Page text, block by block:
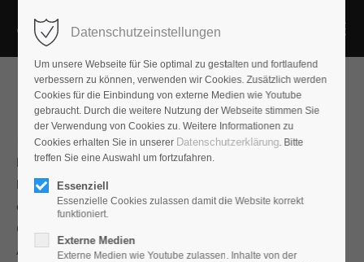
Jadis I70 RC
Mit der KT170 hat TungSol die bisher leistungsfähigste
Beam-Power-Tetrode vorgestellt. Die KT170 bietet die
doppelte Anodenverlustleistung der nicht gerade schwachen
6550. Damit sind aus einem Paar Endröhren viel höhere
Ausgangsleistungen möglich. Jadis hat die neue KT170 zu
Datenschutzeinstellungen
Um unsere Webseite für Sie optimal zu gestalten und fortlaufend
verbessern zu können, verwenden wir Cookies. Zusätzlich werden
Cookies für die Einbindung von externe Medien wie Youtube
gebraucht. Durch die weitere Nutzung der Webseite stimmen Sie
der Verwendung von Cookies zu. Weitere Informationen zu
Cookies erhalten Sie in unserer Datenschutzerklärung. Bitte
treffen Sie eine Auswahl um fortzufahren.
Essenziell
Essenzielle Cookies zulassen damit die Website korrekt
funktioniert.
Externe Medien
Externe Medien wie Youtube zulassen. Inhalte von der